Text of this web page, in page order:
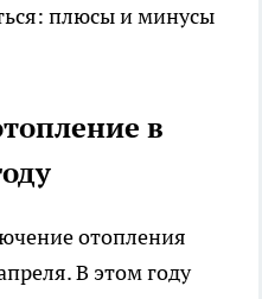
плюсы и минусы
в
отопления
В этом году